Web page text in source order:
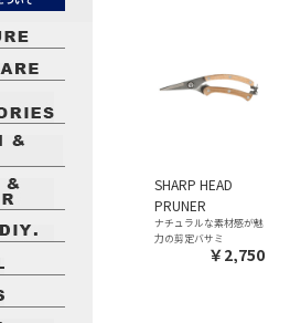
SHARP HEAD
PRUNER
ナチュラルな素材感が魅
力の剪定バサミ
￥2,750